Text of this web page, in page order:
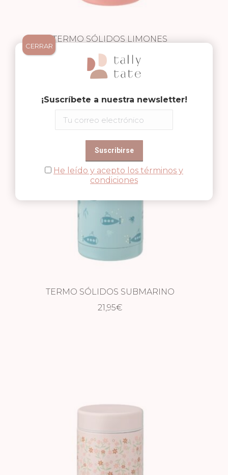
TERMO SÓLIDOS LIMONES
21,95
TERMO SÓLIDOS SUBMARINO
21,95€
¡Suscríbete a nuestra newsletter!
He leído y acepto los términos y
condiciones
CERRAR